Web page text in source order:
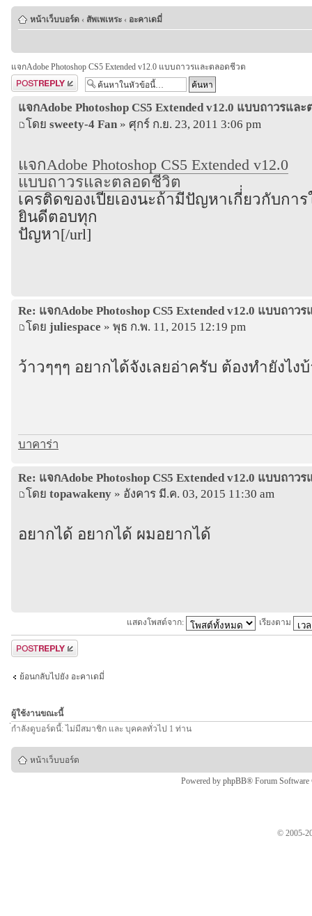
หน้าเว็บบอร์ด ‹ สัพเพเหระ ‹ อะคาเดมี่
แจกAdobe Photoshop CS5 Extended v12.0 แบบถาวรและตลอดชีวต
ตอบกระทู้
แจกAdobe Photoshop CS5 Extended v12.0 แบบถาวรแล
โดย sweety-4 Fan » ศุกร์ ก.ย. 23, 2011 3:06 pm
แจกAdobe Photoshop CS5 Extended v12.0
แบบถาวรและตลอดชีวิต
เครติดของเปียเองนะถ้ามีปัญหาเกี่่ยวกับกา
ยินดีตอบทุก
ปัญหา[/url]
Re: แจกAdobe Photoshop CS5 Extended v12.0 แบบถาว
โดย juliespace » พุธ ก.พ. 11, 2015 12:19 pm
ว้าวๆๆๆ อยากได้จังเลยอ่าครับ ต้องทำยังไง
บาคาร่า
Re: แจกAdobe Photoshop CS5 Extended v12.0 แบบถาว
โดย topawakeny » อังคาร มี.ค. 03, 2015 11:30 am
อยากได้ อยากได้ ผมอยากได้
แสดงโพสต์จาก: เรียงตาม
ตอบกระทู้
ย้อนกลับไปยัง อะคาเดมี่
ผู้ใช้งานขณะนี้
่กำลังดูบอร์ดนี้: ไม่มีสมาชิก และ บุคคลทั่วไป 1 ท่าน
หน้าเว็บบอร์ด
Powered by phpBB® Forum
© 2005-